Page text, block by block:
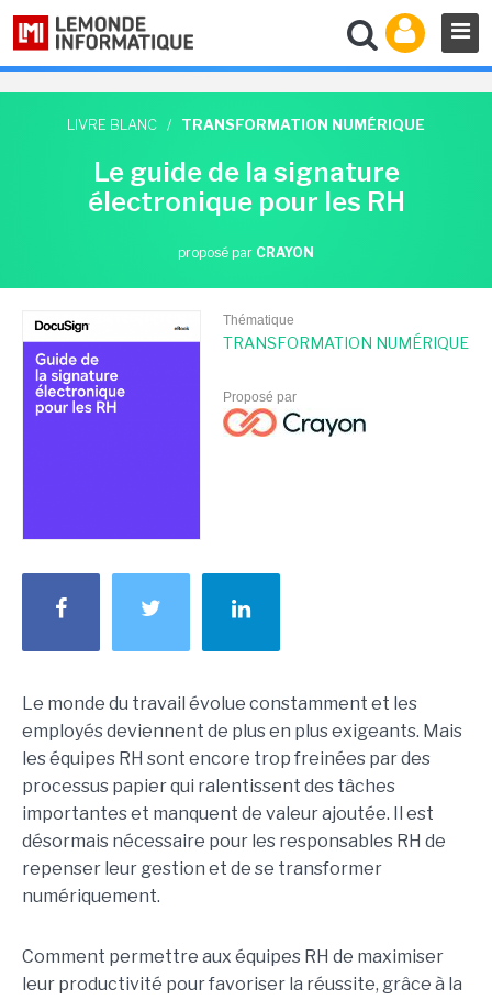
LIVRE BLANC / TRANSFORMATION NUMÉRIQUE
Le guide de la signature
électronique pour les RH
proposé par CRAYON
Thématique
TRANSFORMATION NUMÉRIQUE
Proposé par
Le monde du travail évolue constamment et les
employés deviennent de plus en plus exigeants. Mais
les équipes RH sont encore trop freinées par des
processus papier qui ralentissent des tâches
importantes et manquent de valeur ajoutée. Il est
désormais nécessaire pour les responsables RH de
repenser leur gestion et de se transformer
numériquement.
Comment permettre aux équipes RH de maximiser
leur productivité pour favoriser la réussite, grâce à la